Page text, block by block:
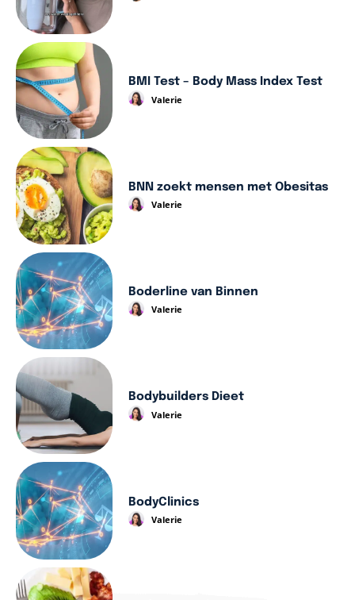
BMI Test – Body Mass Index Test
Valerie
BNN zoekt mensen met Obesitas
Valerie
Boderline van Binnen
Valerie
Bodybuilders Dieet
Valerie
BodyClinics
Valerie